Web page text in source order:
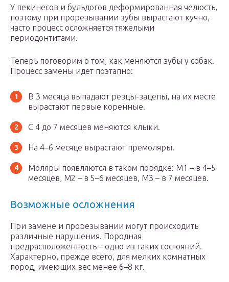
У пекинесов и бульдогов деформированная челюсть,
поэтому при прорезывании зубы вырастают кучно,
часто процесс осложняется тяжелыми
периодонтитами.
Теперь поговорим о том, как меняются зубы у собак.
Процесс замены идет поэтапно:
В 3 месяца выпадают резцы-зацепы, на их месте
вырастают первые коренные.
С 4 до 7 месяцев меняются клыки.
На 4–6 месяце вырастают премоляры.
Моляры появляются в таком порядке: М1 – в 4–5
месяцев, М2 – в 5–6 месяцев, М3 – в 7 месяцев.
Возможные осложнения
При замене и прорезывании могут происходить
различные нарушения. Породная
предрасположенность – одно из таких состояний.
Характерно, прежде всего, для мелких комнатных
пород, имеющих вес менее 6–8 кг.